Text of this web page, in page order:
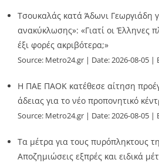
Τσουκαλάς κατά Άδωνι Γεωργιάδη
ανακύκλωσης»: «Γιατί οι Έλληνες
έξι φορές ακριβότερα;»
Source: Metro24.gr Date: 2026-08-05
Η ΠΑΕ ΠΑΟΚ κατέθεσε αίτηση
άδειας για το νέο προπονητικό
Source: Metro24.gr Date: 2026-08-05
Τα μέτρα για τους πυρόπληκτους
Αποζημιώσεις εξπρές και ειδικά